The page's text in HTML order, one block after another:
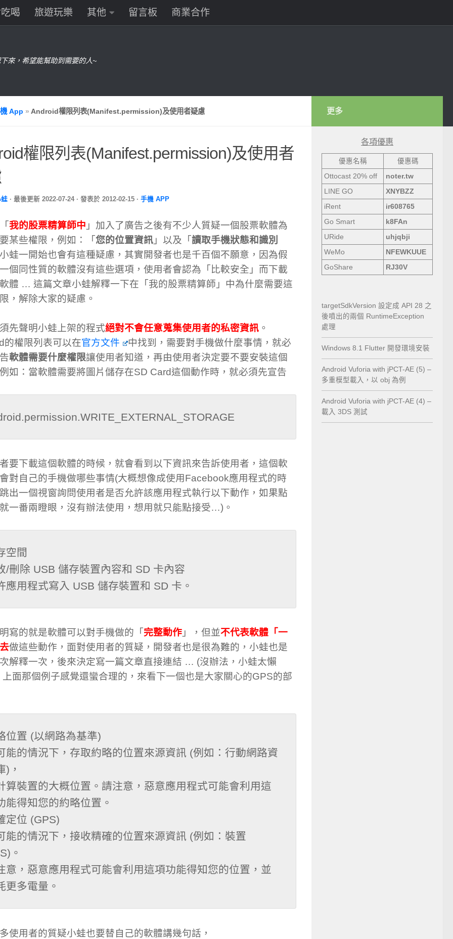
喝 旅遊玩樂 其他 留言板 商業合作
來，希望能幫助到需要的人~
App » Android權限列表(Manifest.permission)及使用者疑慮
權限列表(Manifest.permission)及使用者
· 最後更新 2022-07-24 · 發表於 2012-02-15 · 手機 APP
我的股票精算師中 」加入了廣告之後有不少人質疑一個股票軟體為
某些權限，例如：「您的位置資訊 」以及「讀取手機狀態和識別
蛙一開始也會有這種疑慮，其實開發者也是千百個不願意，因為假
個同性質的軟體沒有這些選項，使用者會認為「比較安全」而下載
體 … 這篇文章小蛙解釋一下在「我的股票精算師」中為什麼需要這
，解除大家的疑慮。
先聲明小蛙上架的程式絕對不會任意蒐集使用者的私密資訊 。
的權限列表可以在官方文件
中找到，需要對手機做什麼事情，就必
軟體需要什麼權限讓使用者知道，再由使用者決定要不要安裝這個
如：當軟體需要將圖片儲存在SD Card這個動作時，就必須先宣告
要下載這個軟體的時候，就會看到以下資訊來告訴使用者，這個軟
對自己的手機做哪些事情(大概想像成使用Facebook應用程式的時
出一個視窗詢問使用者是否允許該應用程式執行以下動作，如果點
一番兩瞪眼，沒有辦法使用，想用就只能點接受…)。
空間
/刪除 USB 儲存裝置內容和 SD 卡內容
應用程式寫入 USB 儲存裝置和 SD 卡。
寫的就是軟體可以對手機做的「 完整動作 」，但並不代表軟體「一
做這些動作，面對使用者的質疑，開發者也是很為難的，小蛙也是
解釋一次，後來決定寫一篇文章直接連結 … (沒辦法，小蛙太懶
面那個例子感覺還蠻合理的，來看下一個也是大家關心的GPS的部
位置 (以網路為基準)
能的情況下，存取約略的位置來源資訊 (例如：行動網路資
)，
算裝置的大概位置。請注意，惡意應用程式可能會利用這
能得知您的約略位置。
定位 (GPS)
能的情況下，接收精確的位置來源資訊 (例如：裝置
。
意，惡意應用程式可能會利用這項功能得知您的位置，並
更多電量。
使用者的質疑小蛙也要替自己的軟體講幾句話，
更多
各項優惠
優惠名稱
優惠碼
Ottocast 20% off
noter.tw
LINE GO
XNYBZZ
iRent
ir608765
Go Smart
k8FAn
URide
uhjqbji
WeMo
NFEWKUUE
GoShare
RJ30V
targetSdkVersion 設定成 API 28 之
後噴出的兩個 RuntimeException
處理
Windows 8.1 Flutter 開發環境安裝
Android Vuforia with jPCT-AE (5) –
多重模型載入，以 obj 為例
Android Vuforia with jPCT-AE (4) –
載入 3DS 測試